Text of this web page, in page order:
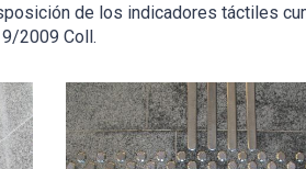
de los indicadores táctiles
9/2009 Coll.